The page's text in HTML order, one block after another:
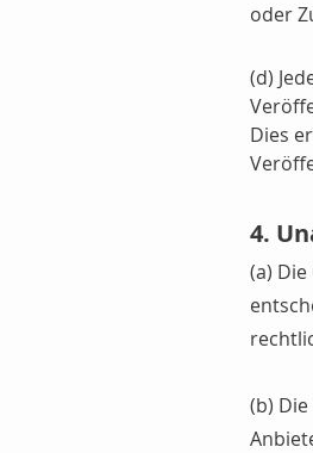
oder
(d)
Dies
4.
(a)
(b)